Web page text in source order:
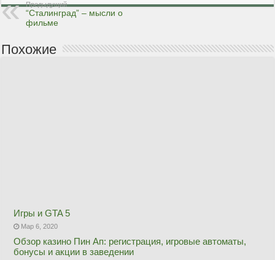
Предыдущий
“Сталинград” – мысли о
фильме
Похожие
Игры и GTA 5
Мар 6, 2020
Обзор казино Пин Ап: регистрация, игровые автоматы,
бонусы и акции в заведении